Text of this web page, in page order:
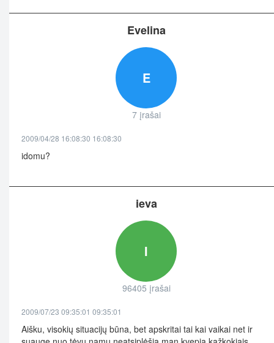
Evelina
E
7 įrašai
2009/04/28 16:08:30 16:08:30
idomu?
ieva
I
96405 įrašai
2009/07/23 09:35:01 09:35:01
Aišku, visokių situacijų būna, bet apskritai tai kai vaikai net ir